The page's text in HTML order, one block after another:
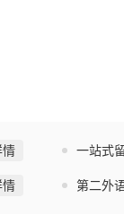
情 一站式
情 第二外